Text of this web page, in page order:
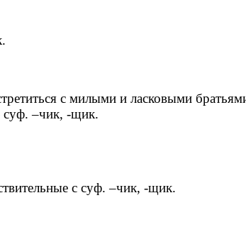
с милыми и ласковыми
суф. –чик, -щик.
с суф. –чик, -щик.